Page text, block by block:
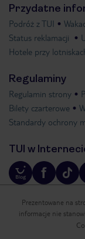
Przydatne
Podróż z TUI
Status reklamacji
Hotele przy
Regulaminy
Regulamin strony
Bilety czarterowe
Standardy ochrony
TUI w
Prezentowane na
informacje nie